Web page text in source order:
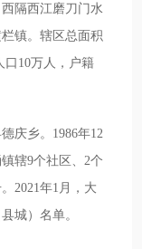
隔西江磨刀门水
镇。辖区总面积
口10万人，户籍
庆乡。1986年12
辖9个社区、2个
2021年1月，大
城）名单。